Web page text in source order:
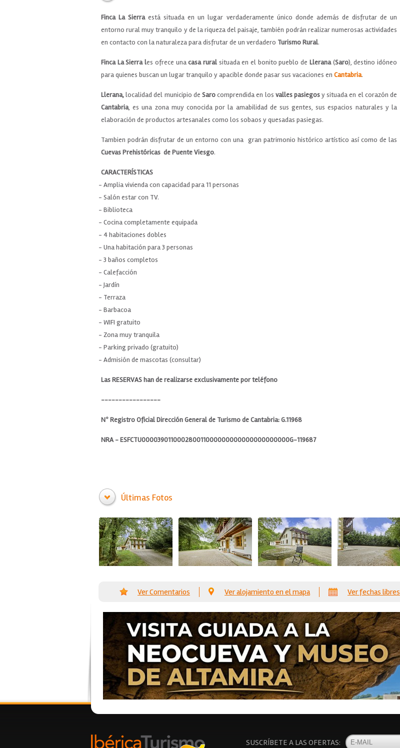
Finca La Sierraestá situada en un lugar verdaderamente único donde además de disfrutar de un
entorno rural muy tranquilo y de la riqueza del paisaje, también podrán realizar numerosas actividades
en contacto con la naturaleza para disfrutar de un verdadero Turismo Rural.
Finca La Sierra les ofrece unacasa ruralsituada en el bonito pueblo de Llerana(Saro), destino idóneo
para quienes buscan un lugar tranquilo y apacible donde pasar sus vacaciones en Cantabria.
Llerana,localidad del municipio de Sarocomprendida en los valles pasiegosy situada en el corazón de
Cantabria, es una zona muy conocida por la amabilidad de sus gentes, sus espacios naturales y la
elaboración de productos artesanales como los sobaos y quesadas pasiegas.
Tambien podrán disfrutar de un entorno con una gran patrimonio histórico artístico así como de las
Cuevas Prehistóricas de Puente Viesgo.
CARACTERÍSTICAS
- Amplia vivienda con capacidad para 11 personas
- Salón estar con TV.
- Biblioteca
- Cocina completamente equipada
- 4 habitaciones dobles
- Una habitación para 3 personas
- 3 baños completos
- Calefacción
- Jardín
- Terraza
- Barbacoa
- WIFI gratuito
- Zona muy tranquila
- Parking privado (gratuito)
- Admisión de mascotas (consultar)
Las RESERVAS han de realizarse exclusivamente por teléfono
-----------------
Nº Registro Oficial Dirección General de Turismo de Cantabria: G.11968
NRA - ESFCTU000039011000280011000000000000000000000G-119687
Últimas Fotos
Ver Comentarios Ver alojamiento en el mapa Ver fechas libres
SUSCRÍBETE A LAS OFERTAS: